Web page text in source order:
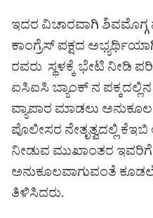
ಇದರ ವಿಚಾರವಾಗಿ ಶಿವಮೊಗ್ಗ
ಕಾಂಗ್ರೆಸ್ ಪಕ್ಷದ
ರವರು ಸ್ಥಳಕ್ಕೆ ಭೇಟಿ ನೀಡಿ
ಐಸಿಐಸಿ ಬ್ಯಾಂಕ್ ನ
ವ್ಯಾಪಾರ ಮಾಡಲು
ಪೊಲೀಸರ ನೇತೃತ್ವದಲ್ಲಿ
ನೀಡುವ ಮುಖಾಂತರ ಇವರಿಗೆ
ಅನುಕೂಲವಾಗುವಂತೆ
ತಿಳಿಸಿದರು.